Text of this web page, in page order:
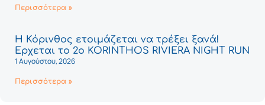
Περισσότερα »
Η Κόρινθος ετοιμάζεται να τρέξει ξανά!
Έρχεται το 2ο KORINTHOS RIVIERA NIGHT RUN
1 Αυγούστου, 2026
Περισσότερα »